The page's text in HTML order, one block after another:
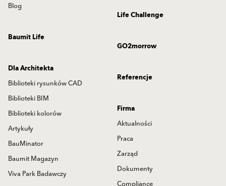
Blog
Life Challenge
Baumit Life
GO2morrow
Dla Architekta
Biblioteki rysunków CAD
Biblioteki BIM
Biblioteki kolorów
Artykuły
BauMinator
Baumit Magazyn
Viva Park Badawczy
Referencje
Firma
Aktualności
Praca
Zarząd
Dokumenty